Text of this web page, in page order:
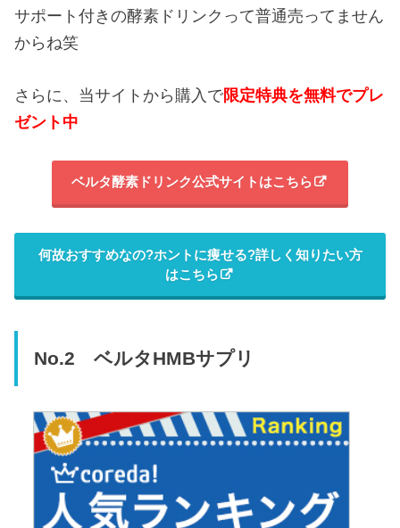
サポート付きの酵素ドリンクって普通売ってません
からね笑
さらに、当サイトから購入で限定特典を無料でプレ
ゼント中
ベルタ酵素ドリンク公式サイトはこちら
何故おすすめなの?ホントに痩せる?詳しく知りたい方
はこちら
No.2 ベルタHMBサプリ